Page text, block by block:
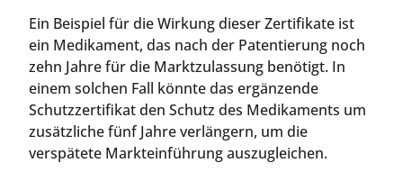
Ein Beispiel für die Wirkung dieser Zertifikate ist
ein Medikament, das nach der Patentierung noch
zehn Jahre für die Marktzulassung benötigt. In
einem solchen Fall könnte das ergänzende
Schutzzertifikat den Schutz des Medikaments um
zusätzliche fünf Jahre verlängern, um die
verspätete Markteinführung auszugleichen.